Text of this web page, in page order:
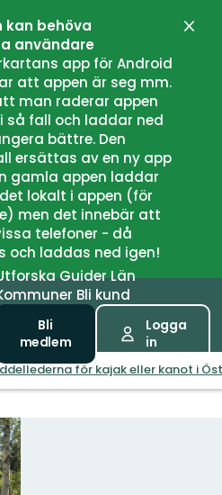
behöva
användare
app för Android
att appen är seg mm.
man raderar appen
så fall och laddar ned
bättre. Den
ersättas av en ny app
gamla appen laddar
lokalt i appen (för
men det innebär att
telefoner - då
och laddas ned igen!
GuiderLän
Bli kund
Bli
medlem
Logga
in
för kajak eller kanot i